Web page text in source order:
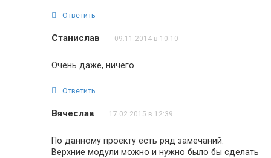
Ответить
Станислав 09.11.2014 в 10:10
Очень даже, ничего.
Ответить
Вячеслав 17.02.2015 в 12:39
По данному проекту есть ряд замечаний.
Верхние модули можно и нужно было бы сделать